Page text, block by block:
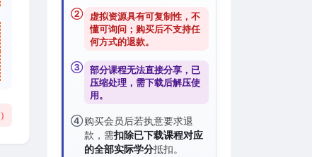
)
②
虚拟资源具有可复制性，不
懂可询问；购买后不支持任
何方式的退款。
③ 部分课程无法直接分享，已
压缩处理，需下载后解压使
用。
④购买会员后若执意要求退
款，需扣除已下载课程对应
的全部实际学分抵扣。